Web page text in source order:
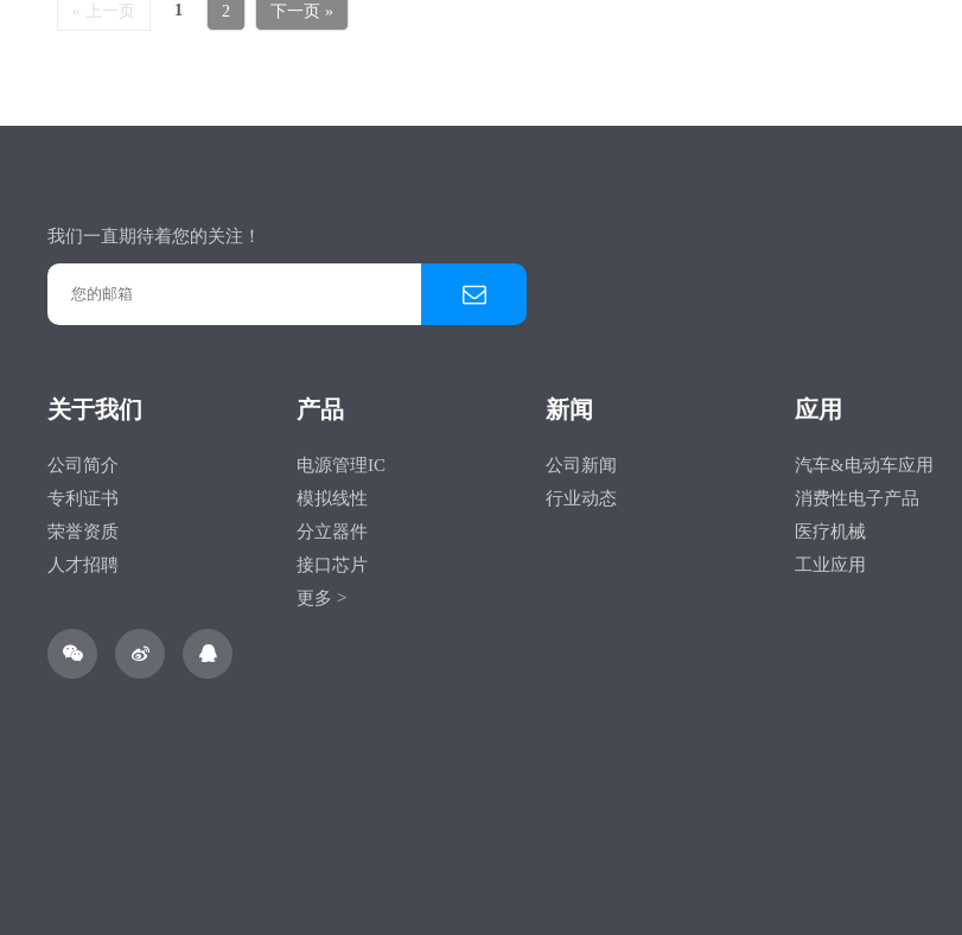
« 上一页 1 2 下一页 »
我们一直期待着您的关注！
关于我们
公司简介
专利证书
荣誉资质
人才招聘
产品
电源管理IC
模拟线性
分立器件
接口芯片
更多 >
新闻
公司新闻
行业动态
应用
汽车&电动车应用
消费性电子产品
医疗机械
工业应用